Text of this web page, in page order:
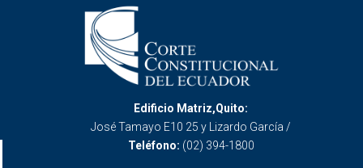
Edificio Matriz,Quito:
José Tamayo E10 25 y Lizardo García /
Teléfono: (02) 394-1800